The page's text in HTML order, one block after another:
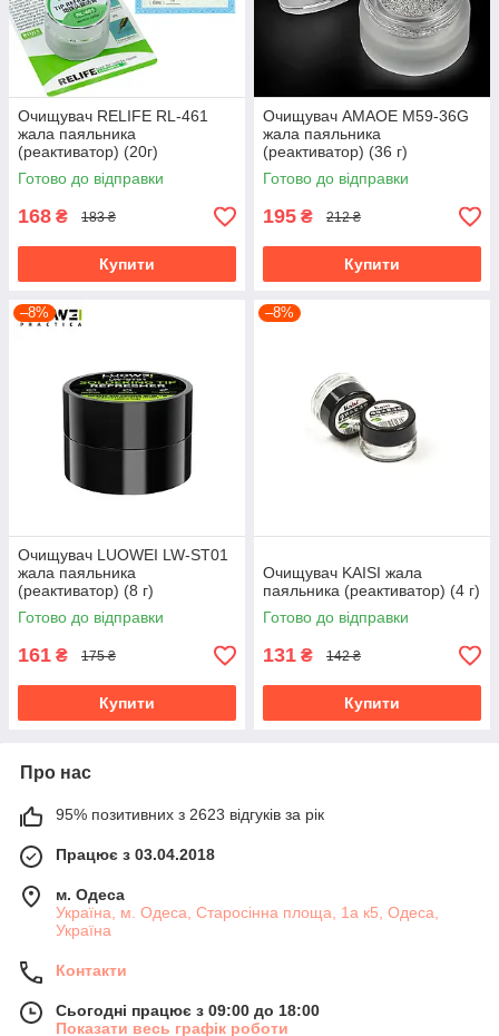
Очищувач RELIFE RL-461
жала паяльника
(реактиватор) (20г)
Готово до відправки
168 ₴ 183 ₴
Купити
Очищувач AMAOE M59-36G
жала паяльника
(реактиватор) (36 г)
Готово до відправки
195 ₴ 212 ₴
Купити
–8%
Очищувач LUOWEI LW-ST01
жала паяльника
(реактиватор) (8 г)
Готово до відправки
161 ₴ 175 ₴
Купити
–8%
Очищувач KAISI жала
паяльника (реактиватор) (4 г)
Готово до відправки
131 ₴ 142 ₴
Купити
Про нас
95% позитивних з 2623 відгуків за рік
Працює з 03.04.2018
м. Одеса
Україна, м. Одеса, Старосінна площа, 1а к5, Одеса,
Україна
Контакти
Сьогодні працює з 09:00 до 18:00
Показати весь графік роботи